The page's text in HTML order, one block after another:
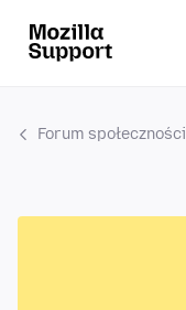
Forum społeczności